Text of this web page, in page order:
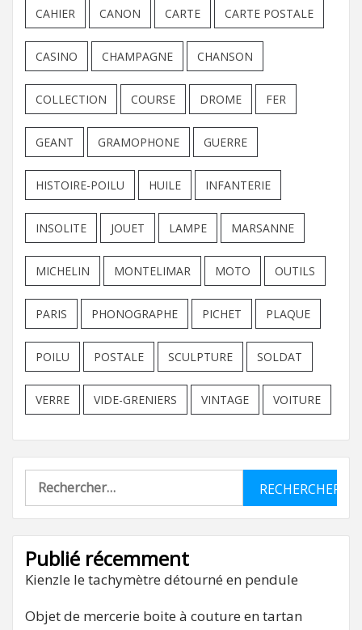
CAHIER CANON CARTE CARTE POSTALE
CASINO CHAMPAGNE CHANSON
COLLECTION COURSE DROME FER
GEANT GRAMOPHONE GUERRE
HISTOIRE-POILU HUILE INFANTERIE
INSOLITE JOUET LAMPE MARSANNE
MICHELIN MONTELIMAR MOTO OUTILS
PARIS PHONOGRAPHE PICHET PLAQUE
POILU POSTALE SCULPTURE SOLDAT
VERRE VIDE-GRENIERS VINTAGE VOITURE
Rechercher :
Publié récemment
Kienzle le tachymètre détourné en pendule
Objet de mercerie boite à couture en tartan